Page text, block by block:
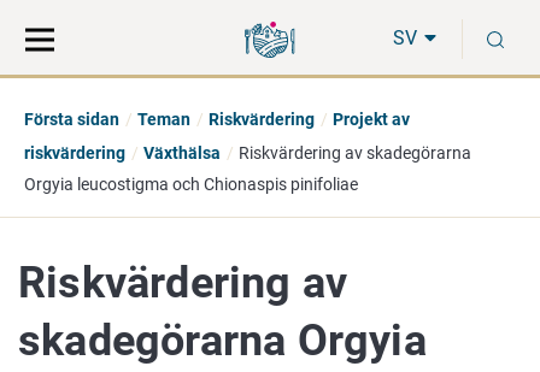
direkt
till
på
hela
SV
Första sidan Teman Riskvärdering
Projekt av
riskvärdering
Växthälsa
Riskvärdering av skadegörarna
Orgyia leucostigma och Chionaspis pinifoliae
Riskvärdering av
skadegörarna Orgyia